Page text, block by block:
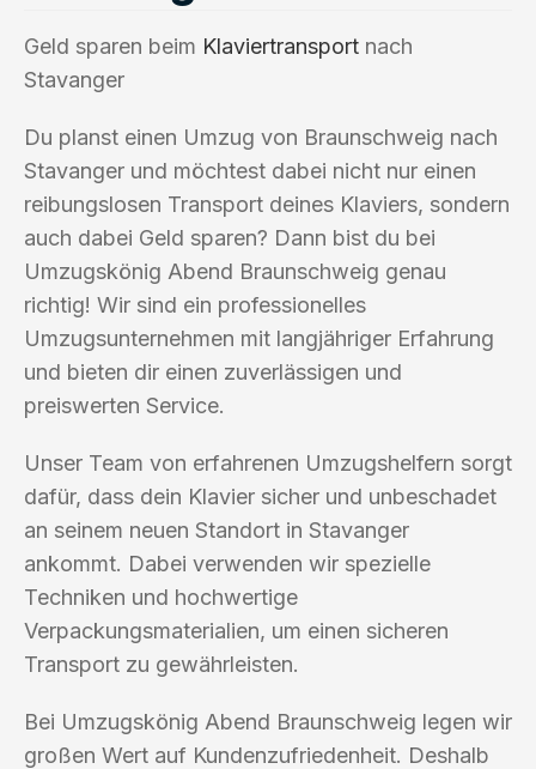
Geld sparen beim Klaviertransport nach
Stavanger
Du planst einen Umzug von Braunschweig nach
Stavanger und möchtest dabei nicht nur einen
reibungslosen Transport deines Klaviers, sondern
auch dabei Geld sparen? Dann bist du bei
Umzugskönig Abend Braunschweig genau
richtig! Wir sind ein professionelles
Umzugsunternehmen mit langjähriger Erfahrung
und bieten dir einen zuverlässigen und
preiswerten Service.
Unser Team von erfahrenen Umzugshelfern sorgt
dafür, dass dein Klavier sicher und unbeschadet
an seinem neuen Standort in Stavanger
ankommt. Dabei verwenden wir spezielle
Techniken und hochwertige
Verpackungsmaterialien, um einen sicheren
Transport zu gewährleisten.
Bei Umzugskönig Abend Braunschweig legen wir
großen Wert auf Kundenzufriedenheit. Deshalb